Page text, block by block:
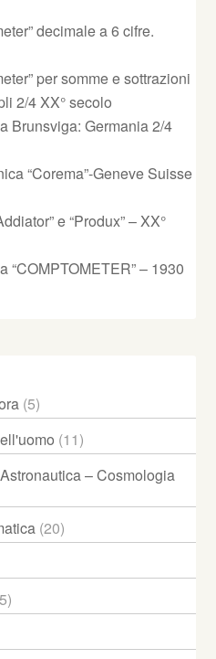
decimale a 6 cifre.
per somme e sottrazioni
2/4 XX° secolo
Brunsviga: Germania 2/4
“Corema”-Geneve Suisse
e “Produx” – XX°
“COMPTOMETER” – 1930
(5)
(11)
– Cosmologia
(20)